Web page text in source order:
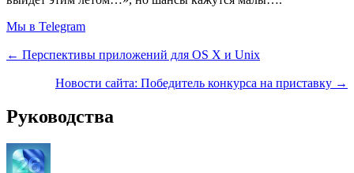
Мы в Telegram
← Перспективы приложений для OS X и Unix
Новости сайта: Победитель конкурса на приставку →
Руководства